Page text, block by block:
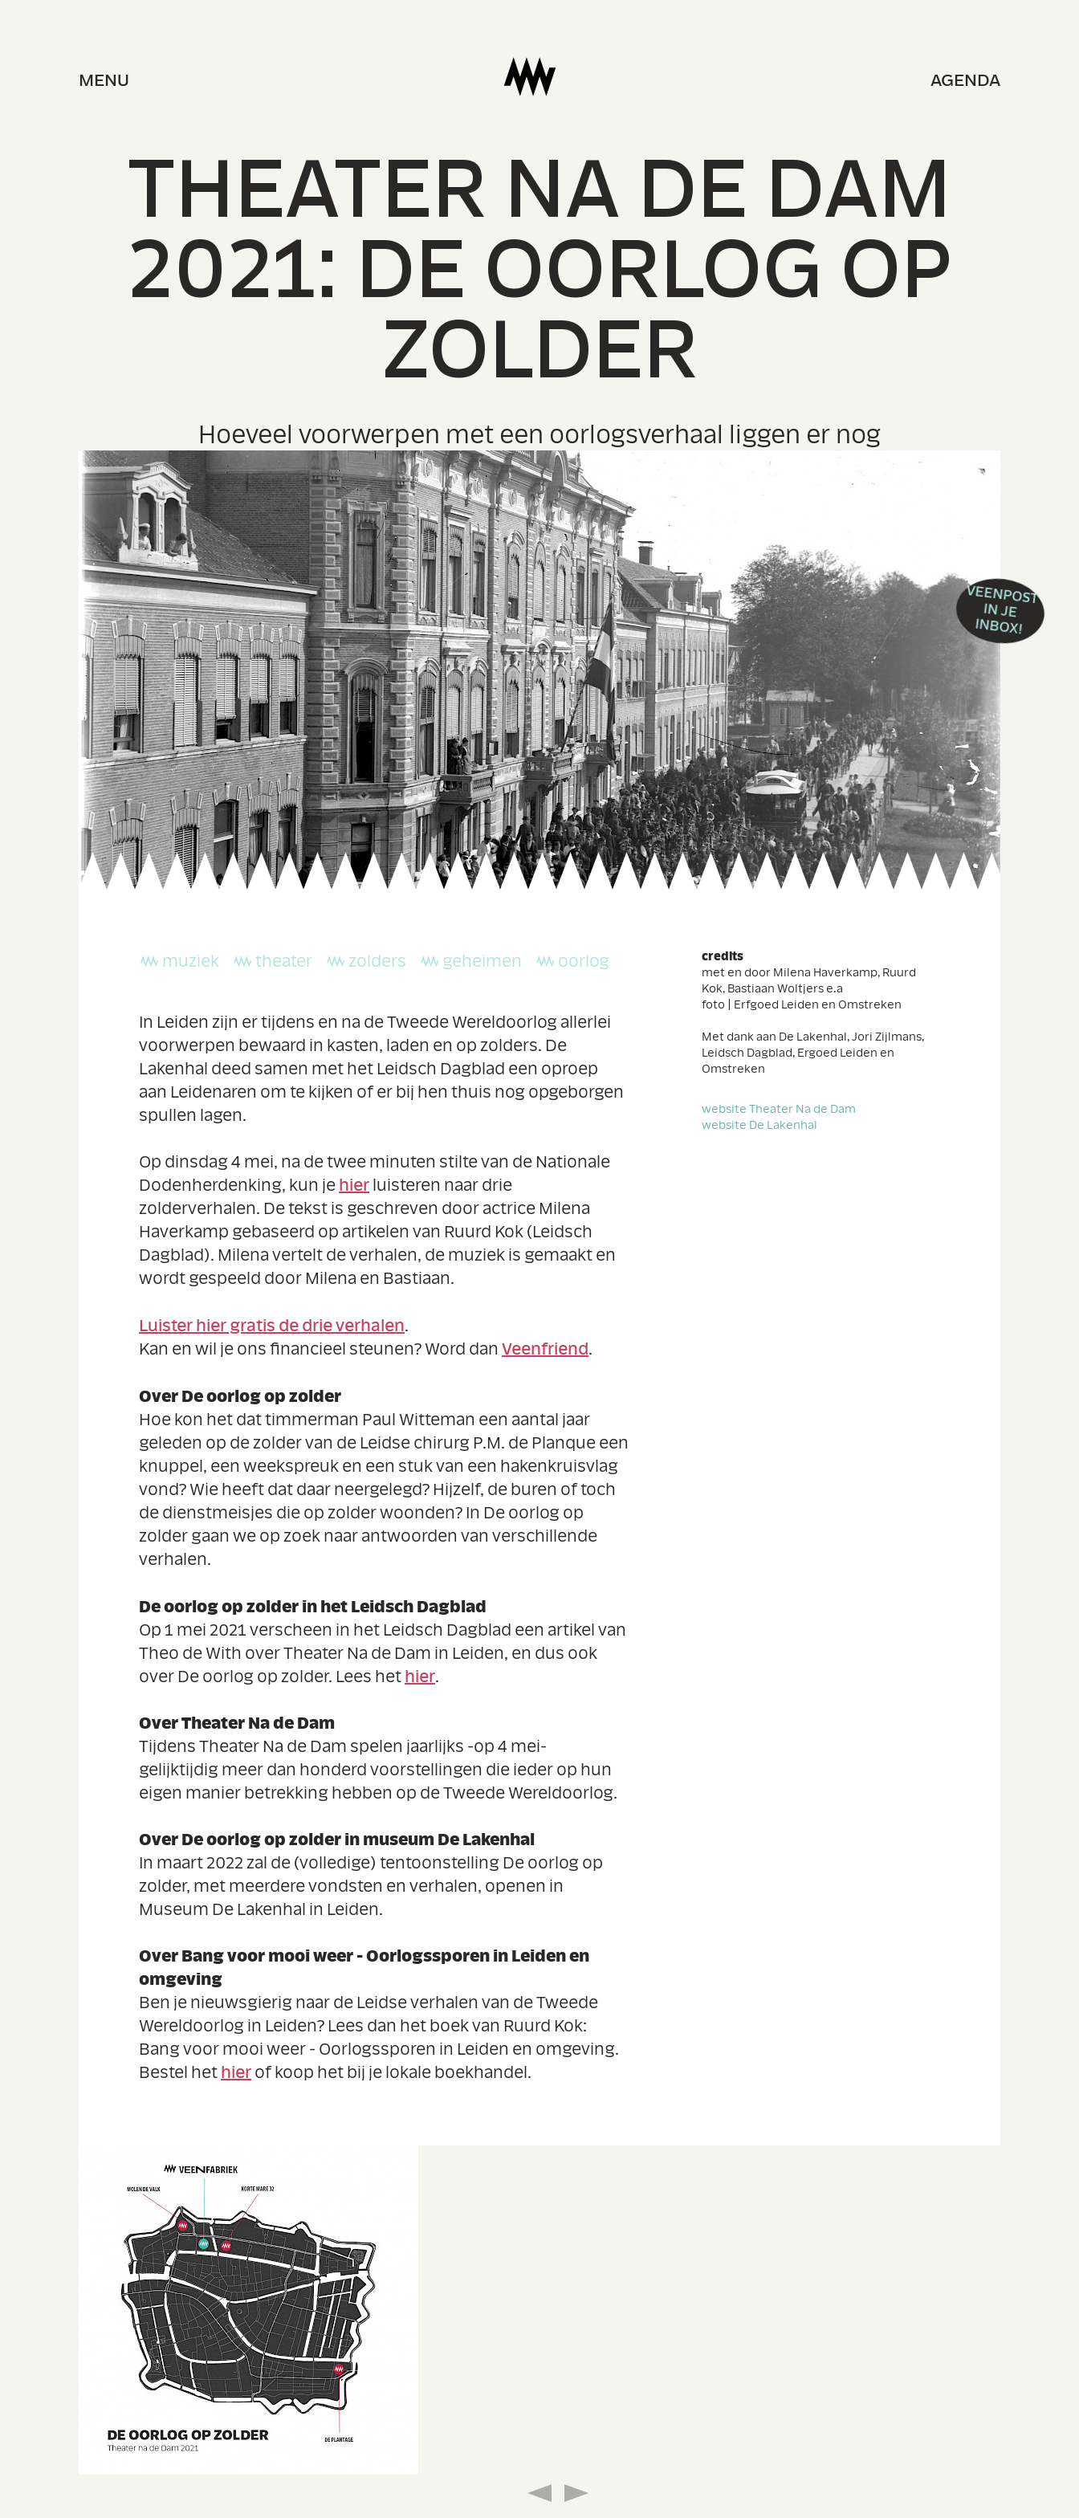
MENU AGENDA
THEATER NA DE DAM
2021: DE OORLOG OP
ZOLDER
Hoeveel voorwerpen met een oorlogsverhaal liggen er nog
op Leidse zolders?
SPEELDATA LEES MEER
VEENPOST
IN JE
INBOX!
muziek theater zolders geheimen oorlog
In Leiden zijn er tijdens en na de Tweede Wereldoorlog allerlei
voorwerpen bewaard in kasten, laden en op zolders. De
Lakenhal deed samen met het Leidsch Dagblad een oproep
aan Leidenaren om te kijken of er bij hen thuis nog opgeborgen
spullen lagen.
Op dinsdag 4 mei, na de twee minuten stilte van de Nationale
Dodenherdenking, kun je hier luisteren naar drie
zolderverhalen. De tekst is geschreven door actrice Milena
Haverkamp gebaseerd op artikelen van Ruurd Kok (Leidsch
Dagblad). Milena vertelt de verhalen, de muziek is gemaakt en
wordt gespeeld door Milena en Bastiaan.
Luister hier gratis de drie verhalen.
Kan en wil je ons financieel steunen? Word dan Veenfriend.
Over De oorlog op zolder
Hoe kon het dat timmerman Paul Witteman een aantal jaar
geleden op de zolder van de Leidse chirurg P.M. de Planque een
knuppel, een weekspreuk en een stuk van een hakenkruisvlag
vond? Wie heeft dat daar neergelegd? Hijzelf, de buren of toch
de dienstmeisjes die op zolder woonden? In De oorlog op
zolder gaan we op zoek naar antwoorden van verschillende
verhalen.
De oorlog op zolder in het Leidsch Dagblad
Op 1 mei 2021 verscheen in het Leidsch Dagblad een artikel van
Theo de With over Theater Na de Dam in Leiden, en dus ook
over De oorlog op zolder. Lees het hier.
Over Theater Na de Dam
Tijdens Theater Na de Dam spelen jaarlijks -op 4 mei-
gelijktijdig meer dan honderd voorstellingen die ieder op hun
eigen manier betrekking hebben op de Tweede Wereldoorlog.
Over De oorlog op zolder in museum De Lakenhal
In maart 2022 zal de (volledige) tentoonstelling De oorlog op
zolder, met meerdere vondsten en verhalen, openen in
Museum De Lakenhal in Leiden.
Over Bang voor mooi weer - Oorlogssporen in Leiden en
omgeving
Ben je nieuwsgierig naar de Leidse verhalen van de Tweede
Wereldoorlog in Leiden? Lees dan het boek van Ruurd Kok:
Bang voor mooi weer - Oorlogssporen in Leiden en omgeving.
Bestel het hier of koop het bij je lokale boekhandel.
credits
met en door Milena Haverkamp, Ruurd
Kok, Bastiaan Woltjers e.a
foto | Erfgoed Leiden en Omstreken
Met dank aan De Lakenhal, Jori Zijlmans,
Leidsch Dagblad, Ergoed Leiden en
Omstreken
website Theater Na de Dam
website De Lakenhal